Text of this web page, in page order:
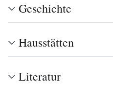
Geschichte
Hausstätten
Literatur